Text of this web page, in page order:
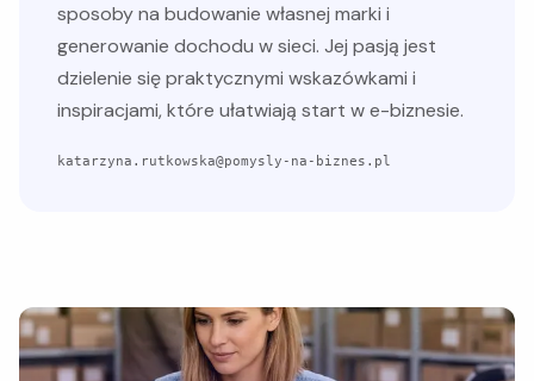
sposoby na budowanie własnej marki i
generowanie dochodu w sieci. Jej pasją jest
dzielenie się praktycznymi wskazówkami i
inspiracjami, które ułatwiają start w e-biznesie.
katarzyna.rutkowska@pomysly-na-biznes.pl